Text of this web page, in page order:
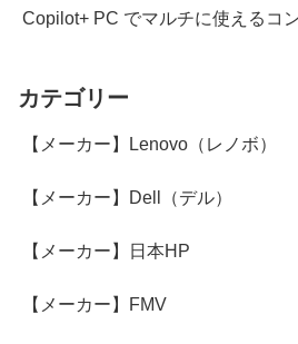
Copilot+ PC でマルチに使えるコ
カテゴリー
【メーカー】Lenovo（レノボ）
【メーカー】Dell（デル）
【メーカー】日本HP
【メーカー】FMV